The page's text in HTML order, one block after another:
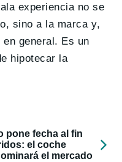
experiencia no se
sino a la marca y,
general. Es un
hipotecar la
pone fecha al fin
el coche
el mercado